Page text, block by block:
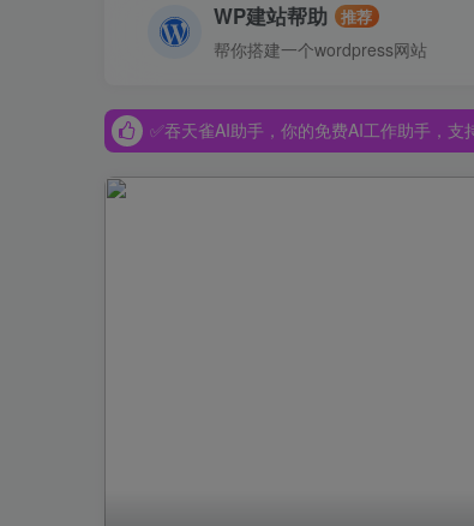
WP建站帮助 推荐
帮你搭建一个wordpress网站
✅吞天雀AI助手，你的免费AI工作助手，
✅吞天雀AI助手，你的免费AI工作助手，
✅吞天雀AI助手，你的免费AI工作助手，支